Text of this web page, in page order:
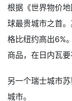
根据《世界物价
球最贵城市之首
格比纽约高出6%
商品，在日内瓦要
另一个瑞士城市
城市。